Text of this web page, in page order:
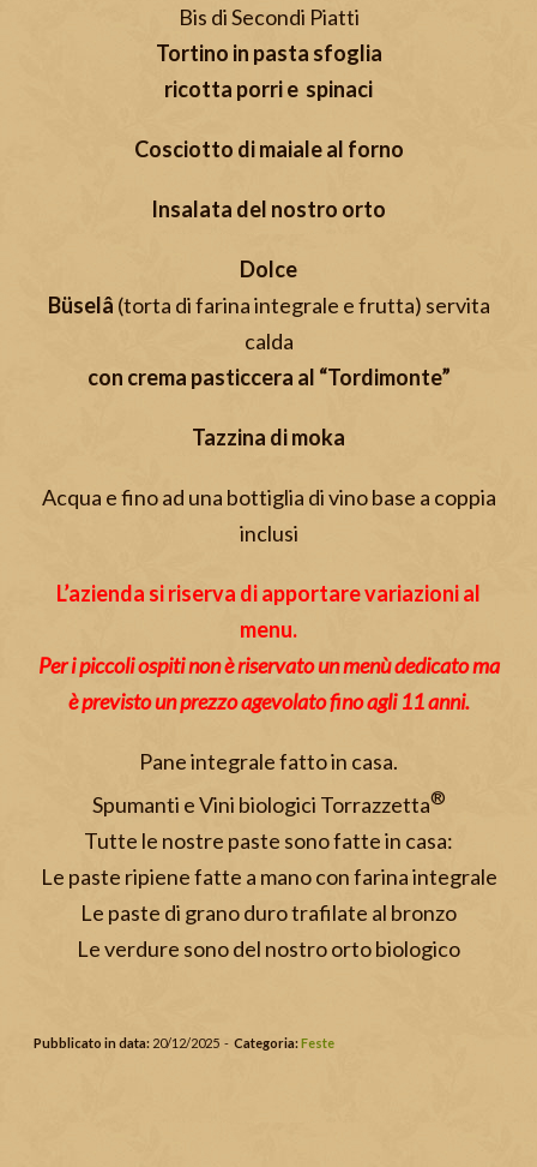
Bis di Secondi Piatti
Tortino in pasta sfoglia
ricotta porri e spinaci
Cosciotto di maiale al forno
Insalata del nostro orto
Dolce
Büselâ (torta di farina integrale e frutta) servita
calda
con crema pasticcera al “Tordimonte”
Tazzina di moka
Acqua e fino ad una bottiglia di vino base a coppia
inclusi
L’azienda si riserva di apportare variazioni al
menu.
Per i piccoli ospiti non è riservato un menù dedicato ma
è previsto un prezzo agevolato fino agli 11 anni.
Pane integrale fatto in casa.
Spumanti e Vini biologici Torrazzetta®
Tutte le nostre paste sono fatte in casa:
Le paste ripiene fatte a mano con farina integrale
Le paste di grano duro trafilate al bronzo
Le verdure sono del nostro orto biologico
Pubblicato in data: 20/12/2025 - Categoria:Feste